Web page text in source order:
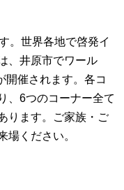
。世界各地で啓発イ
、井原市でワール
開催されます。各コ
、6つのコーナー全て
ります。ご家族・ご
場ください。